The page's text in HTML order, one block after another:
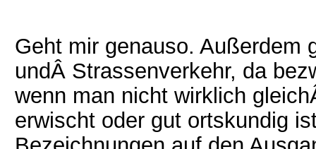
Geht mir genauso. Außerdem
undÂ Strassenverkehr, da
wenn man nicht wirklich
erwischt oder gut ortskundig